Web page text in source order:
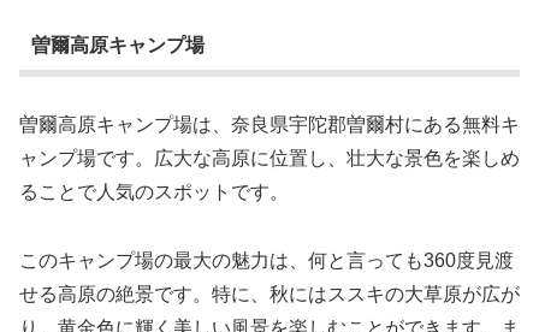
曽爾高原キャンプ場
曽爾高原キャンプ場は、奈良県宇陀郡曽爾村にある無料キ
ャンプ場です。広大な高原に位置し、壮大な景色を楽しめ
ることで人気のスポットです。
このキャンプ場の最大の魅力は、何と言っても360度見渡
せる高原の絶景です。特に、秋にはススキの大草原が広が
り、黄金色に輝く美しい風景を楽しむことができます。ま